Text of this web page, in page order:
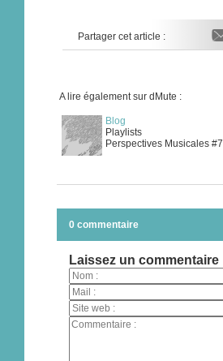
Partager cet article :
A lire également sur dMute :
Blog
Playlists
Perspectives Musicales #7
0 commentaire
Laissez un commentaire